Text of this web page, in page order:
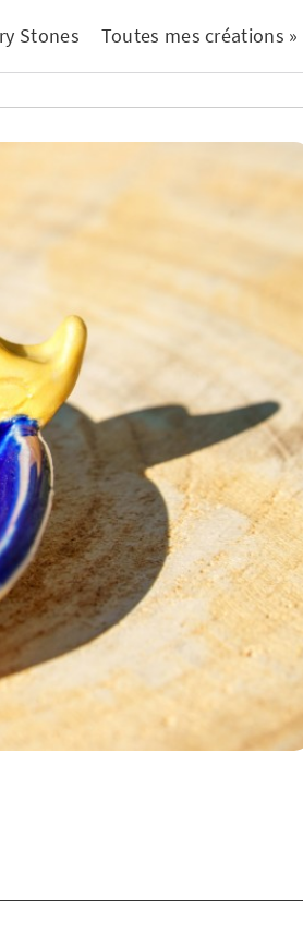
Stones Toutes mes créations »